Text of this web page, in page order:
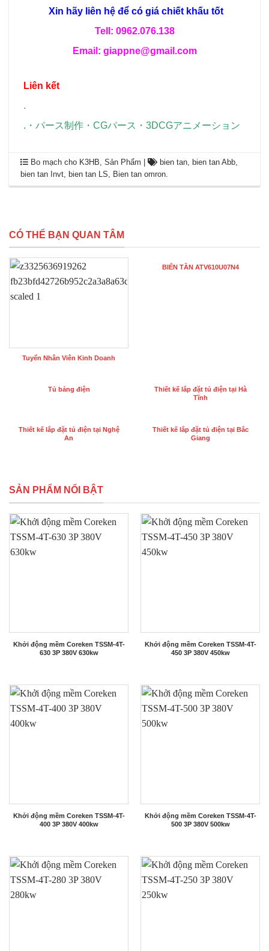
Xin hãy liên hệ để có giá chiết khấu tốt
Tell: 0962.076.138
Email: giappne@gmail.com
Liên kết
.
. ・ パース制作 ・ CGパース ・ 3DCGアニメーション
Bo mạch cho K3HB,Sản Phẩm | bien tan, bien tan Abb,
bien tan Invt, bien tan LS, Bien tan omron.
CÓ THỂ BẠN QUAN TÂM
Tuyển Nhân Viên Kinh Doanh
BIẾN TẦN ATV610U07N4
Tủ bảng điện
Thiết kế lắp đặt tủ điện tại Hà
Tĩnh
Thiết kế lắp đặt tủ điện tại Nghệ
An
Thiết kế lắp đặt tủ điện tại Bắc
Giang
SẢN PHẨM NỔI BẬT
Khởi động mềm Coreken TSSM-4T-
630 3P 380V 630kw
Khởi động mềm Coreken TSSM-4T-
450 3P 380V 450kw
Khởi động mềm Coreken TSSM-4T-
400 3P 380V 400kw
Khởi động mềm Coreken TSSM-4T-
500 3P 380V 500kw